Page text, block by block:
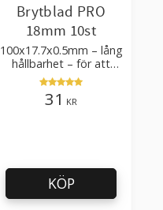
Brytblad PRO
18mm 10st
100x17.7x0.5mm – lång
hållbarhet – för att
skära kartong, tapet
och golvmaterial
31 KR
KÖP